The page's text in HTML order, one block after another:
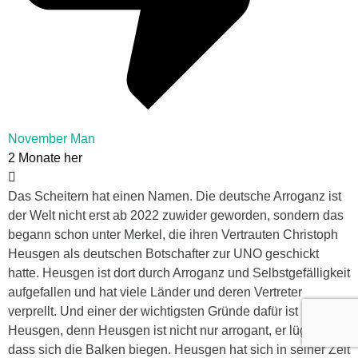
November Man
2 Monate her
Das Scheitern hat einen Namen. Die deutsche Arroganz ist
der Welt nicht erst ab 2022 zuwider geworden, sondern das
begann schon unter Merkel, die ihren Vertrauten Christoph
Heusgen als deutschen Botschafter zur UNO geschickt
hatte. Heusgen ist dort durch Arroganz und Selbstgefälligkeit
aufgefallen und hat viele Länder und deren Vertreter
verprellt. Und einer der wichtigsten Gründe dafür ist
Heusgen, denn Heusgen ist nicht nur arrogant, er lügt auch,
dass sich die Balken biegen. Heusgen hat sich in seiner Zeit